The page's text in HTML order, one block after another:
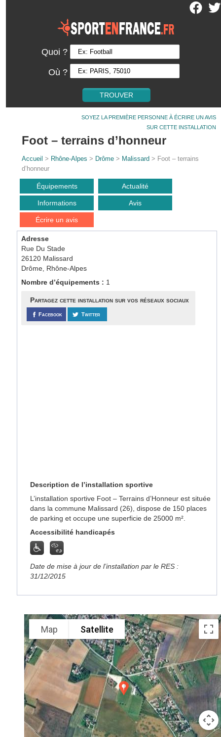
Quoi ?
Où ?
SOYEZ LA PREMIÈRE PERSONNE À ÉCRIRE UN AVIS
SUR CETTE INSTALLATION
Foot – terrains d’honneur
Accueil > Rhône-Alpes > Drôme > Malissard > Foot – terrains
d’honneur
Équipements Actualité
Informations Avis
Écrire un avis
Adresse
Rue Du Stade
26120 Malissard
Drôme, Rhône-Alpes
Nombre d’équipements : 1
Partagez cette installation sur vos réseaux sociaux
Facebook Twitter
Description de l’installation sportive
L’installation sportive Foot – Terrains d’Honneur est située
dans la commune Malissard (26), dispose de 150 places
de parking et occupe une superficie de 25000 m².
Accessibilité handicapés
Date de mise à jour de l’installation par le RES :
31/12/2015
Map Satellite